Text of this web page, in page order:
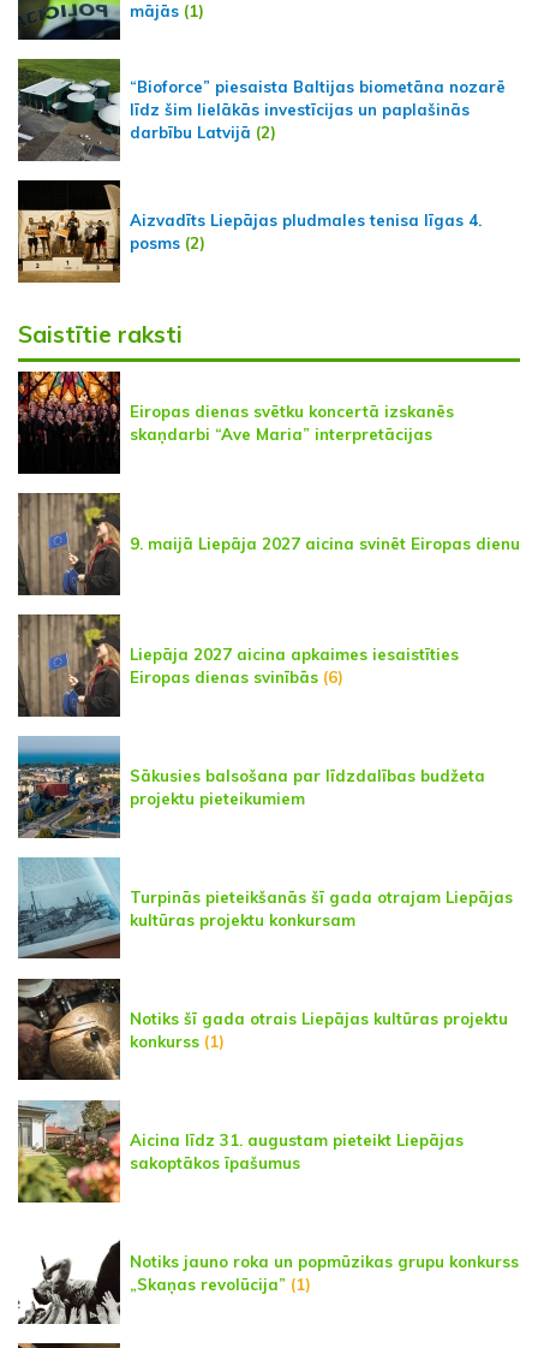
mājās (1)
“Bioforce” piesaista Baltijas biometāna nozarē
līdz šim lielākās investīcijas un paplašinās
darbību Latvijā (2)
Aizvadīts Liepājas pludmales tenisa līgas 4.
posms (2)
Saistītie raksti
Eiropas dienas svētku koncertā izskanēs
skaņdarbi “Ave Maria” interpretācijas
9. maijā Liepāja 2027 aicina svinēt Eiropas dienu
Liepāja 2027 aicina apkaimes iesaistīties
Eiropas dienas svinībās (6)
Sākusies balsošana par līdzdalības budžeta
projektu pieteikumiem
Turpinās pieteikšanās šī gada otrajam Liepājas
kultūras projektu konkursam
Notiks šī gada otrais Liepājas kultūras projektu
konkurss (1)
Aicina līdz 31. augustam pieteikt Liepājas
sakoptākos īpašumus
Notiks jauno roka un popmūzikas grupu konkurss
„Skaņas revolūcija” (1)